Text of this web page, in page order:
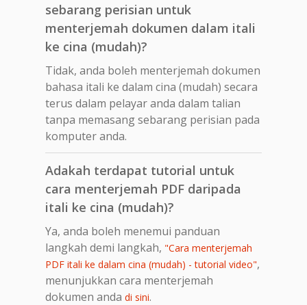
sebarang perisian untuk
menterjemah dokumen dalam itali
ke cina (mudah)?
Tidak, anda boleh menterjemah dokumen
bahasa itali ke dalam cina (mudah) secara
terus dalam pelayar anda dalam talian
tanpa memasang sebarang perisian pada
komputer anda.
Adakah terdapat tutorial untuk
cara menterjemah PDF daripada
itali ke cina (mudah)?
Ya, anda boleh menemui panduan
langkah demi langkah, "Cara menterjemah
PDF itali ke dalam cina (mudah) - tutorial video",
menunjukkan cara menterjemah
dokumen anda di sini.